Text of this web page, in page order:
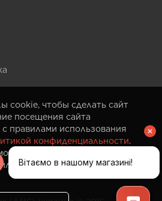
cookie, чтобы сделать сайт
посещения сайта
с правилами использования
конфиденциальности.
изменить
в своем браузере в